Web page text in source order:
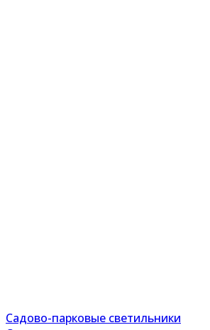
Садово-парковые светильники